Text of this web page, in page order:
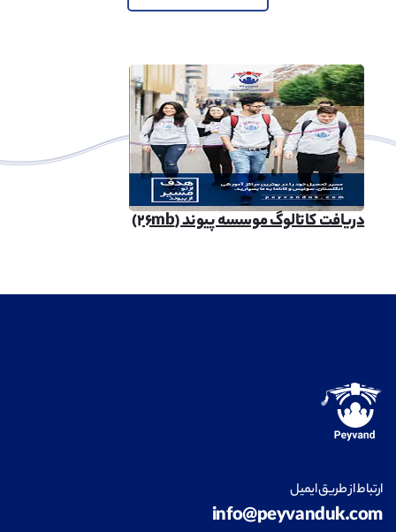
دریافت کاتالوگ موسسه پیوند (۲۶mb)
ارتباط از طریق ایمیل
info@peyvanduk.com